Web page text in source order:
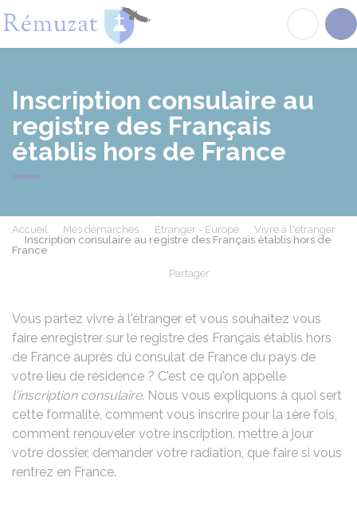
Inscription consulaire au
registre des Français
établis hors de France
Accueil Mes démarches Étranger - Europe
Vivre à l'étranger
Inscription consulaire au registre des Français établis hors de
France
Partager
Vous partez vivre à l'étranger et vous souhaitez vous
faire enregistrer sur le registre des Français établis hors
de France auprès du consulat de France du pays de
votre lieu de résidence ? C'est ce qu'on appelle
l'inscription consulaire. Nous vous expliquons à quoi sert
cette formalité, comment vous inscrire pour la 1ère fois,
comment renouveler votre inscription, mettre à jour
votre dossier, demander votre radiation, que faire si vous
rentrez en France.